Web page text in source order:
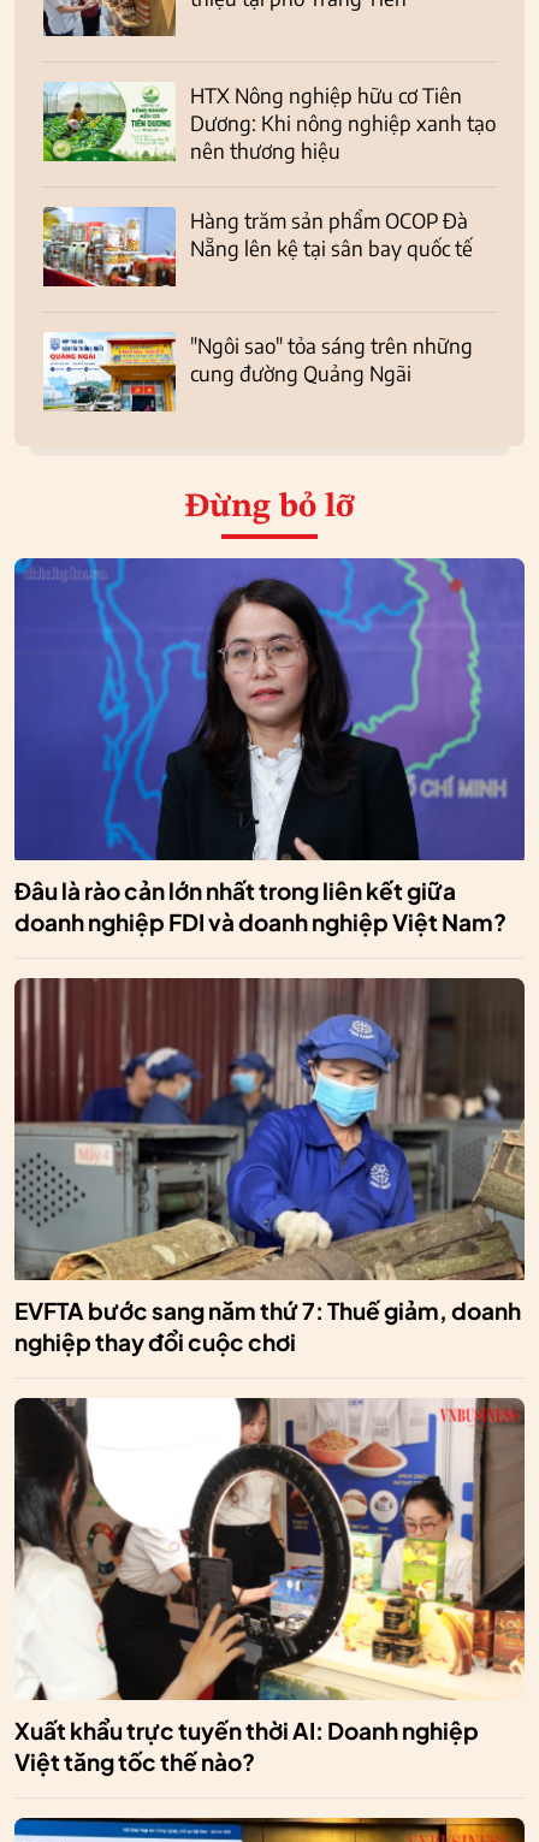
HTX Nông nghiệp hữu cơ Tiên
Dương: Khi nông nghiệp xanh tạo
nên thương hiệu
Hàng trăm sản phẩm OCOP Đà
Nẵng lên kệ tại sân bay quốc tế
"Ngôi sao" tỏa sáng trên những
cung đường Quảng Ngãi
Đừng bỏ lỡ
Đâu là rào cản lớn nhất trong liên kết giữa
doanh nghiệp FDI và doanh nghiệp Việt Nam?
EVFTA bước sang năm thứ 7: Thuế giảm, doanh
nghiệp thay đổi cuộc chơi
Xuất khẩu trực tuyến thời AI: Doanh nghiệp
Việt tăng tốc thế nào?